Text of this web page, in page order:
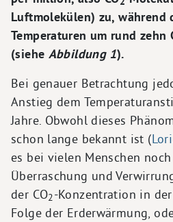
Luftmolekülen) zu, während
Temperaturen um rund zehn
(siehe Abbildung 1).
Bei genauer Betrachtung
Anstieg dem
Jahre. Obwohl dieses
schon lange bekannt ist (
es bei vielen Menschen
Überraschung und
der CO2-Konzentration in
Folge der Erderwärmung,